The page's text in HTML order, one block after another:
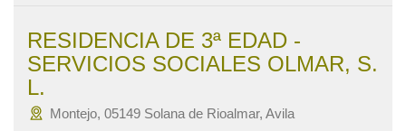
RESIDENCIA DE 3ª EDAD -
SERVICIOS SOCIALES OLMAR, S.
L.
Montejo, 05149 Solana de Rioalmar, Avila